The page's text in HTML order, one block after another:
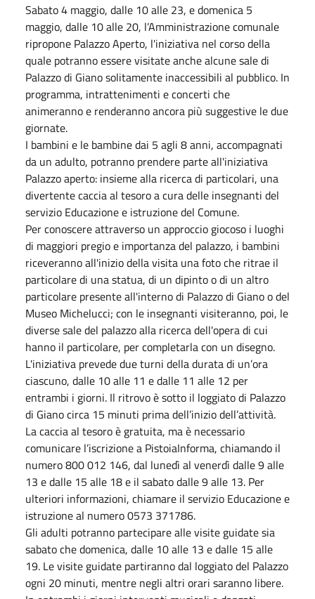
Sabato 4 maggio, dalle 10 alle 23, e domenica 5
maggio, dalle 10 alle 20, l’Amministrazione comunale
ripropone Palazzo Aperto, l'iniziativa nel corso della
quale potranno essere visitate anche alcune sale di
Palazzo di Giano solitamente inaccessibili al pubblico. In
programma, intrattenimenti e concerti che
animeranno e renderanno ancora più suggestive le due
giornate.
I bambini e le bambine dai 5 agli 8 anni, accompagnati
da un adulto, potranno prendere parte all'iniziativa
Palazzo aperto: insieme alla ricerca di particolari, una
divertente caccia al tesoro a cura delle insegnanti del
servizio Educazione e istruzione del Comune.
Per conoscere attraverso un approccio giocoso i luoghi
di maggiori pregio e importanza del palazzo, i bambini
riceveranno all'inizio della visita una foto che ritrae il
particolare di una statua, di un dipinto o di un altro
particolare presente all'interno di Palazzo di Giano o del
Museo Michelucci; con le insegnanti visiteranno, poi, le
diverse sale del palazzo alla ricerca dell'opera di cui
hanno il particolare, per completarla con un disegno.
L'iniziativa prevede due turni della durata di un’ora
ciascuno, dalle 10 alle 11 e dalle 11 alle 12 per
entrambi i giorni. Il ritrovo è sotto il loggiato di Palazzo
di Giano circa 15 minuti prima dell’inizio dell’attività.
La caccia al tesoro è gratuita, ma è necessario
comunicare l’iscrizione a PistoiaInforma, chiamando il
numero 800 012 146, dal lunedì al venerdì dalle 9 alle
13 e dalle 15 alle 18 e il sabato dalle 9 alle 13. Per
ulteriori informazioni, chiamare il servizio Educazione e
istruzione al numero 0573 371786.
Gli adulti potranno partecipare alle visite guidate sia
sabato che domenica, dalle 10 alle 13 e dalle 15 alle
19. Le visite guidate partiranno dal loggiato del Palazzo
ogni 20 minuti, mentre negli altri orari saranno libere.